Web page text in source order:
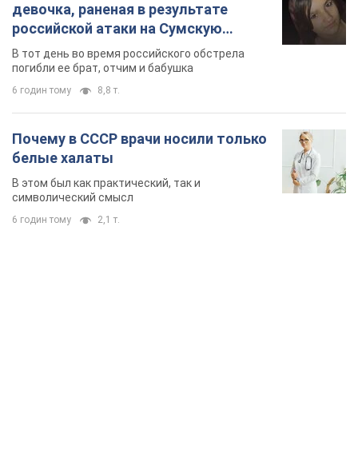
девочка, раненая в результате
российской атаки на Сумскую
область. Фото
В тот день во время российского обстрела
погибли ее брат, отчим и бабушка
6 годин тому 8,8 т.
Почему в СССР врачи носили только
белые халаты
В этом был как практический, так и
символический смысл
6 годин тому 2,1 т.